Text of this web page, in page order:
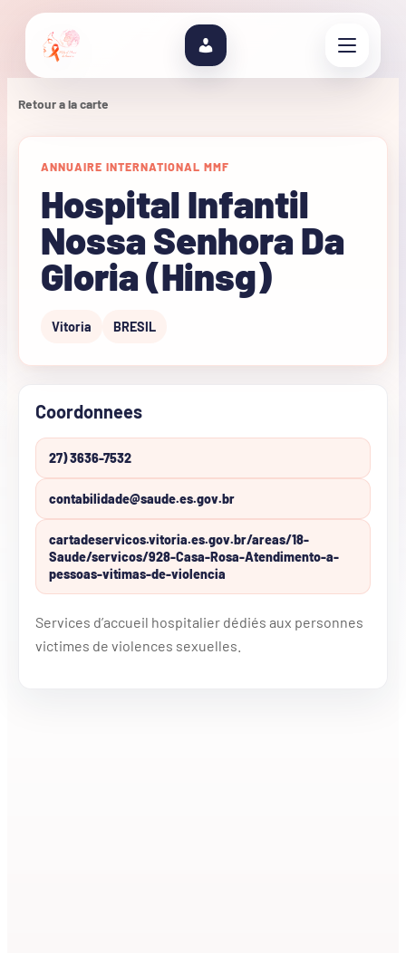
Retour a la carte
ANNUAIRE INTERNATIONAL MMF
Hospital Infantil
Nossa Senhora Da
Gloria (Hinsg)
Vitoria BRESIL
Coordonnees
27) 3636-7532
contabilidade@saude.es.gov.br
cartadeservicos.vitoria.es.gov.br/areas/18-
Saude/servicos/928-Casa-Rosa-Atendimento-a-
pessoas-vitimas-de-violencia
Services d’accueil hospitalier dédiés aux personnes
victimes de violences sexuelles.